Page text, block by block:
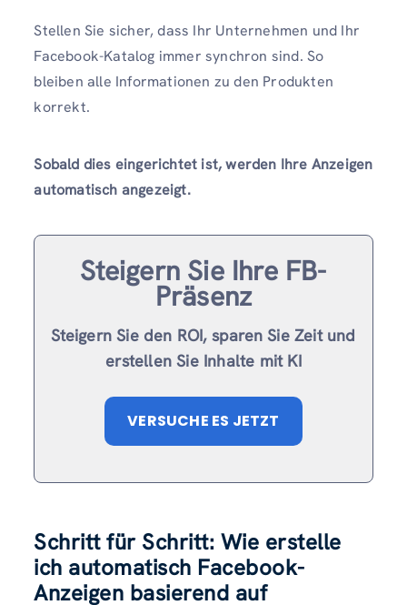
Stellen Sie sicher, dass Ihr Unternehmen und Ihr
Facebook-Katalog immer synchron sind. So
bleiben alle Informationen zu den Produkten
korrekt.
Sobald dies eingerichtet ist, werden Ihre Anzeigen
automatisch angezeigt.
Steigern Sie Ihre FB-
Präsenz
Steigern Sie den ROI, sparen Sie Zeit und
erstellen Sie Inhalte mit KI
VERSUCHE ES JETZT
Schritt für Schritt: Wie erstelle
ich automatisch Facebook-
Anzeigen basierend auf